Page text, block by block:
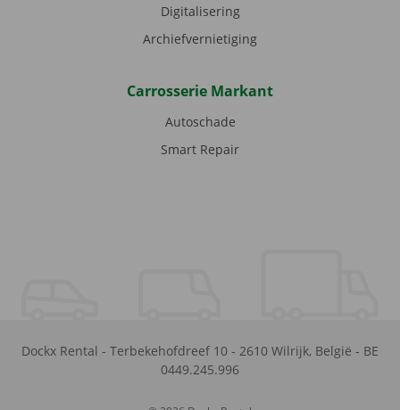
Digitalisering
Archiefvernietiging
Carrosserie Markant
Autoschade
Smart Repair
Dockx Rental - Terbekehofdreef 10 - 2610 Wilrijk, België - BE
0449.245.996